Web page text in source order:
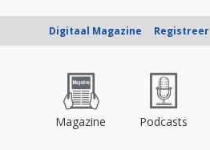
Digitaal Magazine Registreer
Magazine Podcasts